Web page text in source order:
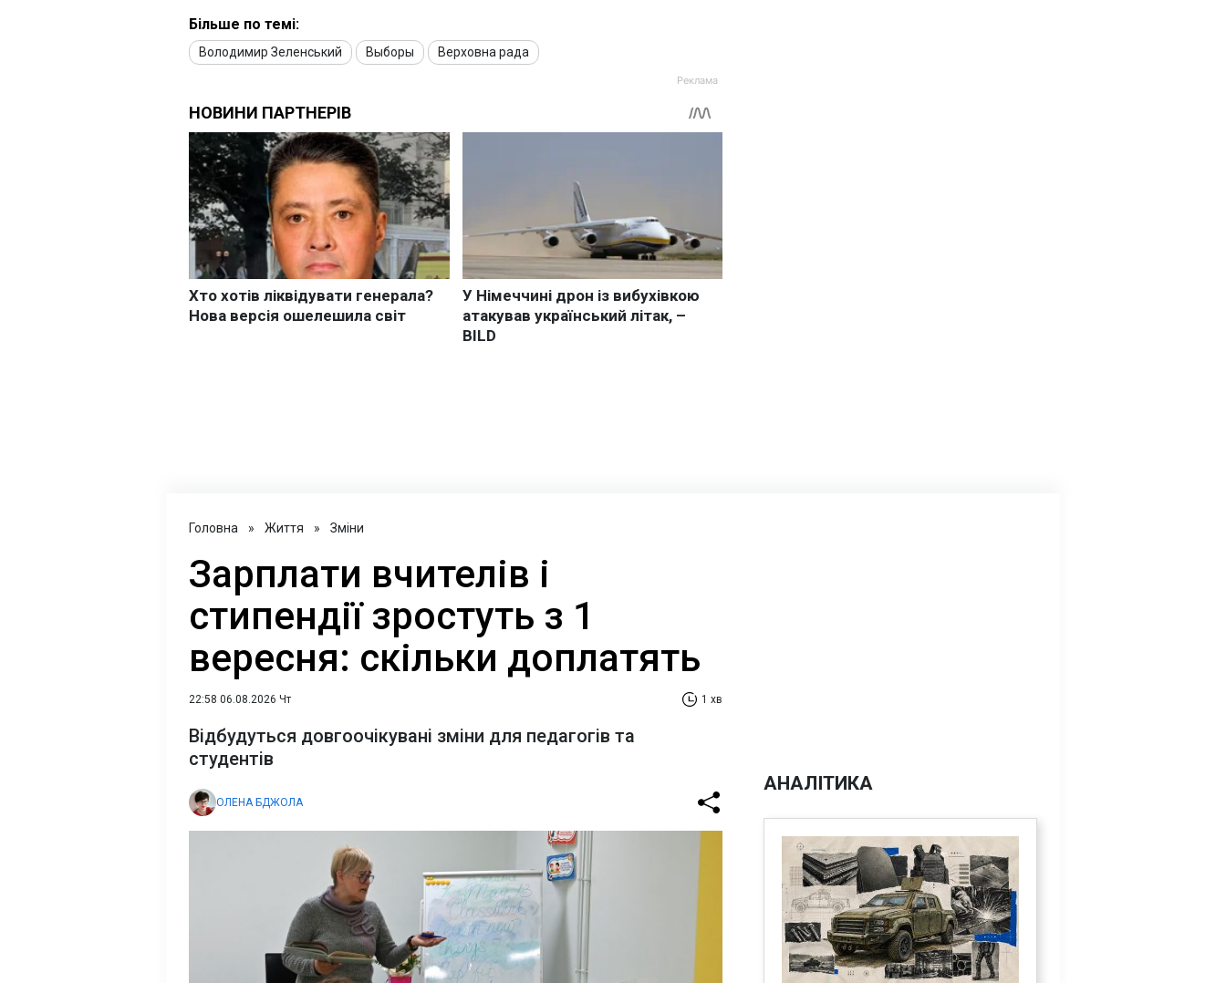
Більше по темі:
Володимир Зеленський Выборы Верховна рада
Головна » Життя » Зміни
Зарплати вчителів і
стипендії зростуть з 1
вересня: скільки доплатять
22:58 06.08.2026 Чт 1 хв
Відбудуться довгоочікувані зміни для педагогів та
студентів
ОЛЕНА БДЖОЛА
АНАЛІТИКА